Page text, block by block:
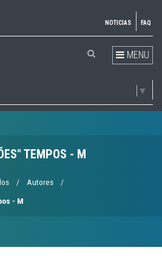
NOTICIAS FAQ
MENU
▼
TEMPOS - M
/ Autores /
- M